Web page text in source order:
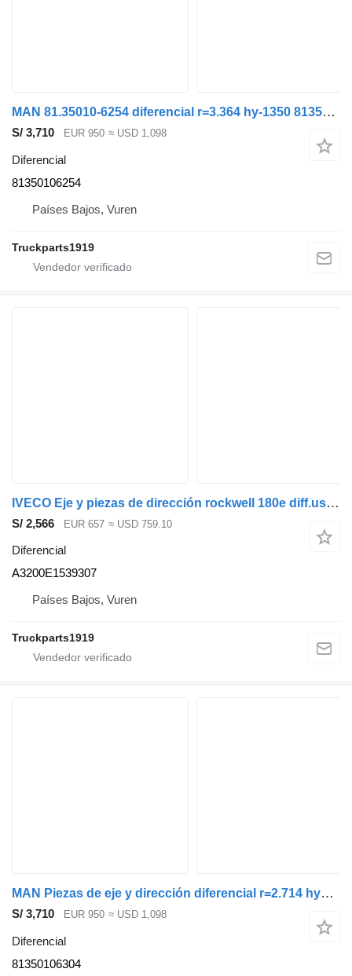
MAN 81.35010-6254 diferencial r=3.364 hy-1350 81350106254 para camión
S/ 3,710 EUR 950 ≈ USD 1,098
Diferencial
81350106254
Países Bajos, Vuren
Truckparts1919
IVECO Eje y piezas de dirección rockwell 180e diff.usado A3200E1539307 diferencial para camión
S/ 2,566 EUR 657 ≈ USD 759.10
Diferencial
A3200E1539307
Países Bajos, Vuren
Truckparts1919
MAN Piezas de eje y dirección diferencial r=2.714 hy1350 81350106304 para camión
S/ 3,710 EUR 950 ≈ USD 1,098
Diferencial
81350106304